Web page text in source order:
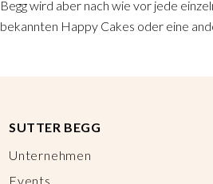
Begg wird aber nach wie vor jede
bekannten Happy Cakes oder eine
SUTTER BEGG
Unternehmen
Events